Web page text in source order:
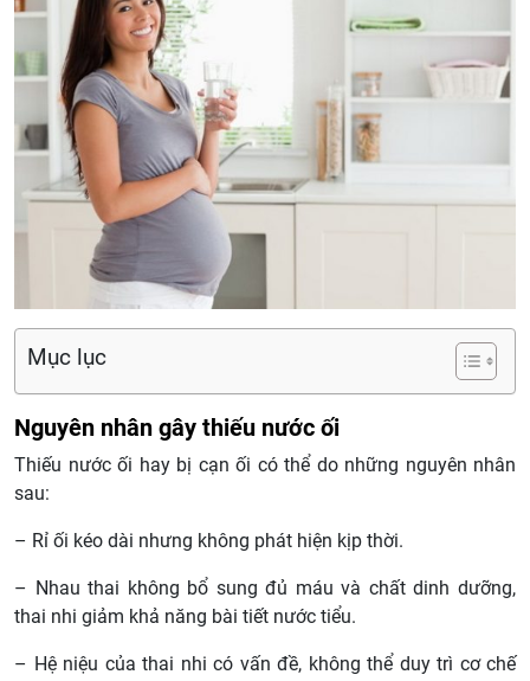
Mục lục
Nguyên nhân gây thiếu nước ối
Thiếu nước ối hay bị cạn ối có thể do những nguyên nhân
sau:
– Rỉ ối kéo dài nhưng không phát hiện kịp thời.
– Nhau thai không bổ sung đủ máu và chất dinh dưỡng,
thai nhi giảm khả năng bài tiết nước tiểu.
– Hệ niệu của thai nhi có vấn đề, không thể duy trì cơ chế